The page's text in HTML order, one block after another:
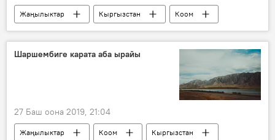
Жаңылыктар Кыргызстан
Коом
Видео
Мультимедиа
Курсан Асанов
сот
Шаршембиге карата аба ырайы
27 Баш оона 2019, 21:04
Жаңылыктар Коом
Кыргызстан